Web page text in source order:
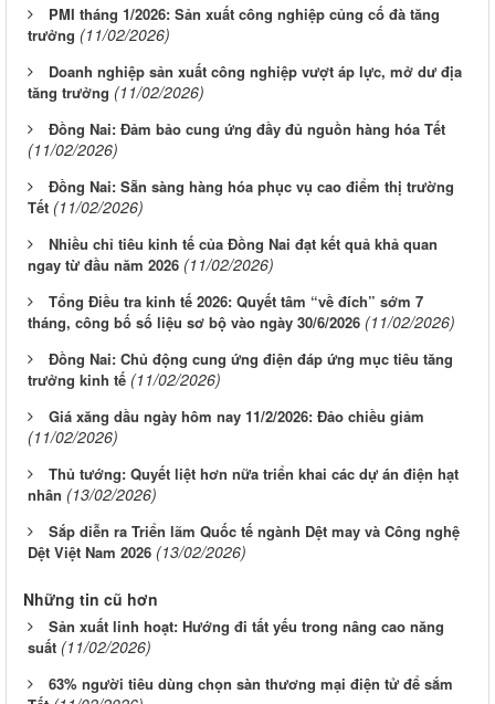
PMI tháng 1/2026: Sản xuất công nghiệp củng cố đà tăng
trưởng (11/02/2026)
Doanh nghiệp sản xuất công nghiệp vượt áp lực, mở dư địa
tăng trưởng (11/02/2026)
Đồng Nai: Đảm bảo cung ứng đầy đủ nguồn hàng hóa Tết
(11/02/2026)
Đồng Nai: Sẵn sàng hàng hóa phục vụ cao điểm thị trường
Tết (11/02/2026)
Nhiều chỉ tiêu kinh tế của Đồng Nai đạt kết quả khả quan
ngay từ đầu năm 2026 (11/02/2026)
Tổng Điều tra kinh tế 2026: Quyết tâm “về đích” sớm 7
tháng, công bố số liệu sơ bộ vào ngày 30/6/2026 (11/02/2026)
Đồng Nai: Chủ động cung ứng điện đáp ứng mục tiêu tăng
trưởng kinh tế (11/02/2026)
Giá xăng dầu ngày hôm nay 11/2/2026: Đảo chiều giảm
(11/02/2026)
Thủ tướng: Quyết liệt hơn nữa triển khai các dự án điện hạt
nhân (13/02/2026)
Sắp diễn ra Triển lãm Quốc tế ngành Dệt may và Công nghệ
Dệt Việt Nam 2026 (13/02/2026)
Những tin cũ hơn
Sản xuất linh hoạt: Hướng đi tất yếu trong nâng cao năng
suất (11/02/2026)
63% người tiêu dùng chọn sàn thương mại điện tử để sắm